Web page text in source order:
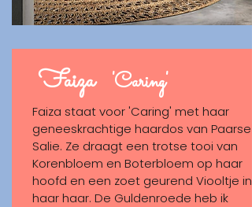
SHOP
Faiza 'Caring'
Faiza staat voor 'Caring' met haar
geneeskrachtige haardos van Paarse
Salie. Ze draagt een trotse tooi van
Korenbloem en Boterbloem op haar
hoofd en een zoet geurend Viooltje in
haar haar. De Guldenroede heb ik